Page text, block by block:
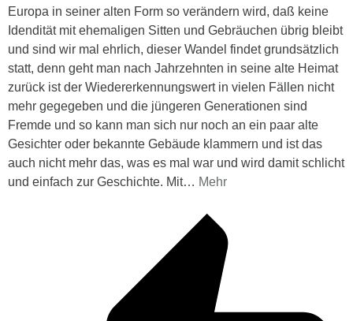
Europa in seiner alten Form so verändern wird, daß keine
Idendität mit ehemaligen Sitten und Gebräuchen übrig bleibt
und sind wir mal ehrlich, dieser Wandel findet grundsätzlich
statt, denn geht man nach Jahrzehnten in seine alte Heimat
zurück ist der Wiedererkennungswert in vielen Fällen nicht
mehr gegegeben und die jüngeren Generationen sind
Fremde und so kann man sich nur noch an ein paar alte
Gesichter oder bekannte Gebäude klammern und ist das
auch nicht mehr das, was es mal war und wird damit schlicht
und einfach zur Geschichte. Mit… Mehr